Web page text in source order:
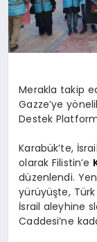
SAĞLIK
TEKNOLOJI
Merakla takip
Gazze’ye
Destek
Karabük’te,
olarak Filistin’e
düzenlendi.
yürüyüşte, Türk
İsrail aleyhine
Caddesi’ne